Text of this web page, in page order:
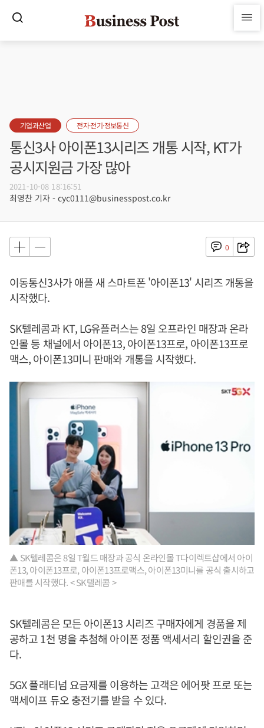
기업과산업 전자·전기·정보통신
통신3사 아이폰13시리즈 개통 시작, KT가
공시지원금 가장 많아
2021-10-08 18:16:51
최영찬 기자 - cyc0111@businesspost.co.kr
0
이동통신3사가 애플 새 스마트폰 '아이폰13' 시리즈 개통을
시작했다.
SK텔레콤과 KT, LG유플러스는 8일 오프라인 매장과 온라
인몰 등 채널에서 아이폰13, 아이폰13프로, 아이폰13프로
맥스, 아이폰13미니 판매와 개통을 시작했다.
▲ SK텔레콤은 8일 T월드 매장과 공식 온라인몰 T다이렉트샵에서 아이
폰13, 아이폰13프로, 아이폰13프로맥스, 아이폰13미니를 공식 출시하고
판매를 시작했다. < SK텔레콤 >
SK텔레콤은 모든 아이폰13 시리즈 구매자에게 경품을 제
공하고 1천 명을 추첨해 아이폰 정품 액세서리 할인권을 준
다.
5GX 플래티넘 요금제를 이용하는 고객은 에어팟 프로 또는
맥세이프 듀오 충전기를 받을 수 있다.